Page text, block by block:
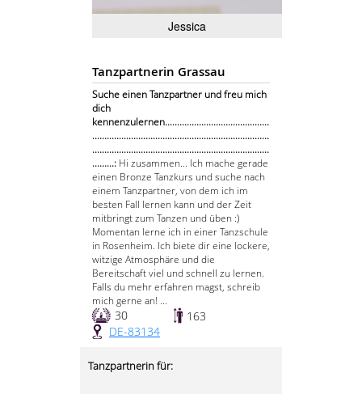
Jessica
Tanzpartnerin Grassau
Suche einen Tanzpartner und freu mich
dich
kennenzulernen...........................................
.........................................................................
.........................................................................
.........: Hi zusammen... Ich mache gerade
einen Bronze Tanzkurs und suche nach
einem Tanzpartner, von dem ich im
besten Fall lernen kann und der Zeit
mitbringt zum Tanzen und üben :)
Momentan lerne ich in einer Tanzschule
in Rosenheim. Ich biete dir eine lockere,
witzige Atmosphäre und die
Bereitschaft viel und schnell zu lernen.
Falls du mehr erfahren magst, schreib
mich gerne an! ...
30
163
DE-83134
Tanzpartnerin für: